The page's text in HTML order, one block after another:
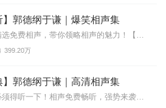
】郭德纲于谦｜爆笑相声集
经典笑料，精选免费相声，带你领略相声的魅力！【摸鱼必听】郭德纲于谦｜爆笑相声...
399.20万
】郭德纲于谦｜高清相声集
来都来了，必须得听一下！相声免费畅听，强势来袭，让你的每一天都充满欢笑！【高...